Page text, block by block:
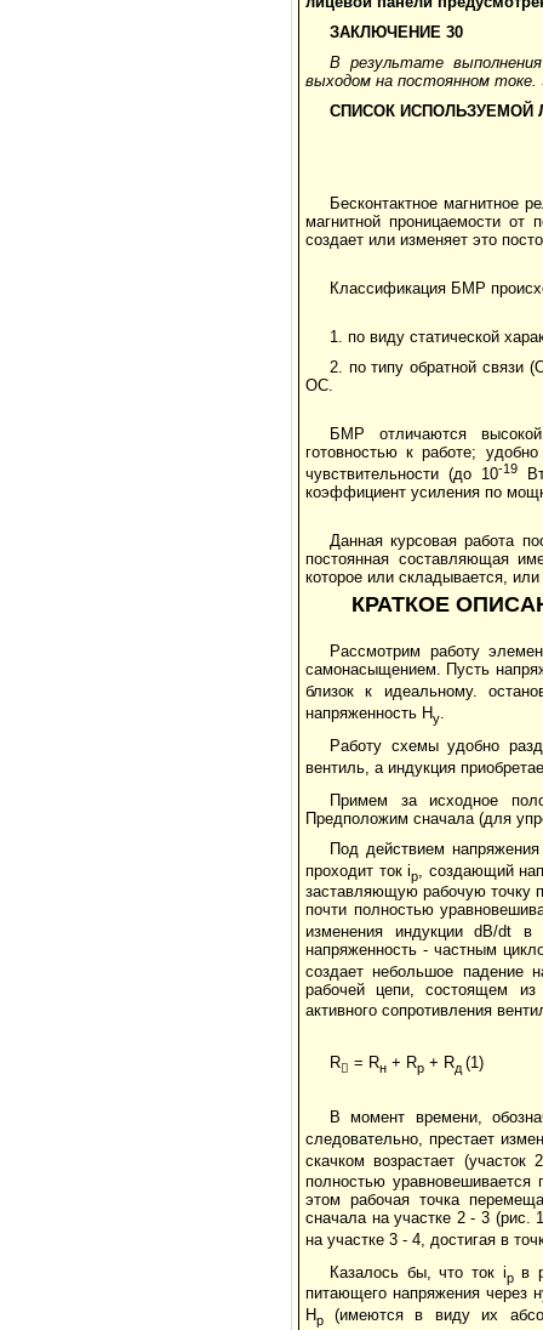
ЗАКЛЮЧЕНИЕ 30
В результате
выходом на постоянном токе.
СПИСОК ИСПОЛЬЗУЕМОЙ
Бесконтактное магнитное
магнитной проницаемости от
создает или изменяет это
Классификация БМР
1. по виду статической
2. по типу обратной
ОС.
БМР отличаются
готовностью к работе;
чувствительности (до 10-19
коэффициент усиления по
Данная курсовая работа
постоянная составляющая
которое или складывается,
КРАТКОЕ
Рассмотрим работу
самонасыщением. Пусть
близок к идеальному.
напряженность Hy
Работу схемы удобно
вентиль, а индукция
Примем за исходное
Предположим сначала (для
Под действием
проходит ток ip
, создающий
заставляющую рабочую точку
почти полностью
изменения индукции dB/dt
напряженность - частным
создает небольшое падение
рабочей цепи, состоящем из
активного сопротивления
R = Rн + Rp + Rд (1)
В момент времени,
следовательно, престает
скачком возрастает
полностью
этом рабочая точка
сначала на участке 2 - 3
на участке 3 - 4, достигая в
Казалось бы, что ток ip в
питающего напряжения через
Нp (имеются в виду их